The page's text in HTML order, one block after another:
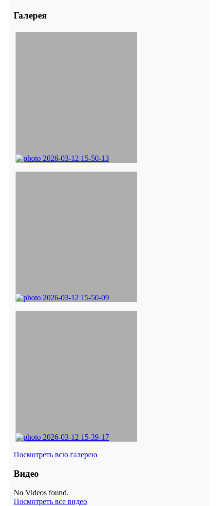
Галерея
Посмотреть всю галерею
Видео
No Videos found.
Посмотреть все видео